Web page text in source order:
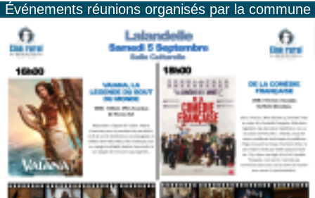
Événements réunions organisés par la commune